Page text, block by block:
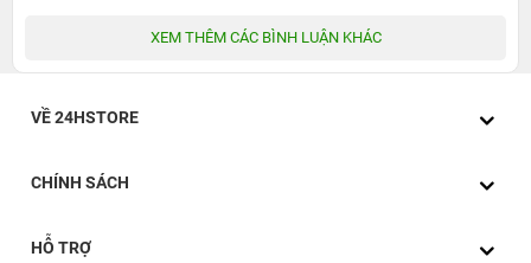
XEM THÊM CÁC BÌNH LUẬN KHÁC
VỀ 24HSTORE
CHÍNH SÁCH
HỖ TRỢ